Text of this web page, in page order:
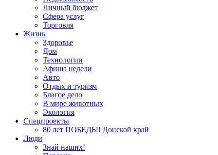
Личный бюджет
Сфера услуг
Торговля
Жизнь
Здоровье
Дом
Технологии
Афиша недели
Авто
Отдых и туризм
Благое дело
В мире животных
Экология
Спецпроекты
80 лет ПОБЕДЫ! Донской край
Люди
Знай наших!